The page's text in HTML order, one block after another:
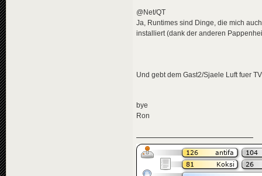
@Net/QT
Ja, Runtimes sind Dinge, die mich
installiert (dank der anderen
Und gebt dem Gast2/Sjaele Luft fuer
bye
Ron